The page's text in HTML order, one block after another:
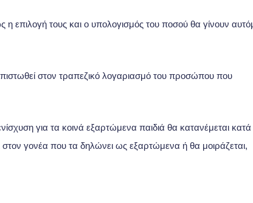
η επιλογή τους και ο υπολογισμός του ποσού θα γίνουν
στον τραπεζικό λογαριασμό του προσώπου που
για τα κοινά εξαρτώμενα παιδιά θα κατανέμεται κατά
γονέα που τα δηλώνει ως εξαρτώμενα ή θα μοιράζεται,